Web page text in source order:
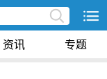
资讯 专题